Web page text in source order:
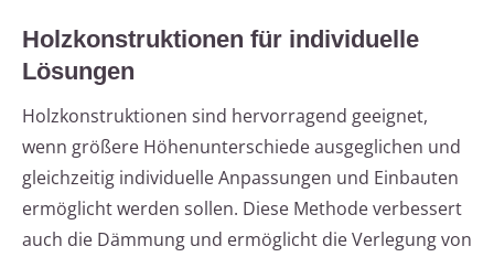
Holzkonstruktionen für individuelle
Lösungen
Holzkonstruktionen sind hervorragend geeignet,
wenn größere Höhenunterschiede ausgeglichen und
gleichzeitig individuelle Anpassungen und Einbauten
ermöglicht werden sollen. Diese Methode verbessert
auch die Dämmung und ermöglicht die Verlegung von